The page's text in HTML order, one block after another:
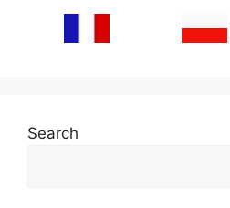
Search